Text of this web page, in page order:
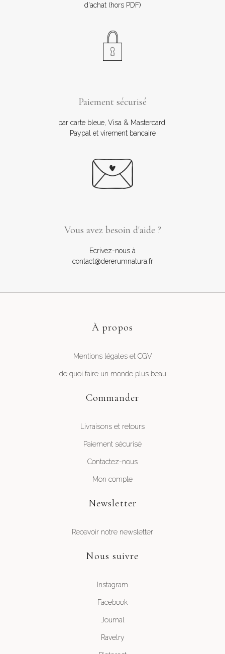
d'achat (hors PDF)
Paiement sécurisé
par carte bleue, Visa & Mastercard,
Paypal et virement bancaire
Vous avez besoin d'aide ?
Ecrivez-nous à
contact@dererumnatura.fr
À propos
Mentions légales et CGV
de quoi faire un monde plus beau
Commander
Livraisons et retours
Paiement sécurisé
Contactez-nous
Mon compte
Newsletter
Recevoir notre newsletter
Nous suivre
Instagram
Facebook
Journal
Ravelry